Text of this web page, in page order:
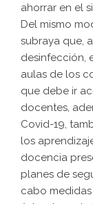
ahorrar en el
Del mismo
subraya que,
desinfección,
aulas de los
que debe ir
docentes,
Covid-19,
los
docencia
planes de
cabo medidas